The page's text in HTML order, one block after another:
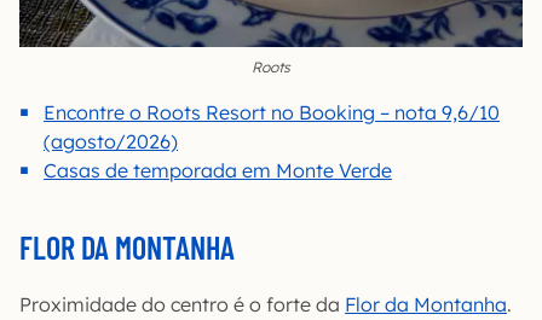
Roots
Encontre o Roots Resort no Booking – nota 9,6/10
(agosto/2026)
Casas de temporada em Monte Verde
FLOR DA MONTANHA
Proximidade do centro é o forte da Flor da Montanha.